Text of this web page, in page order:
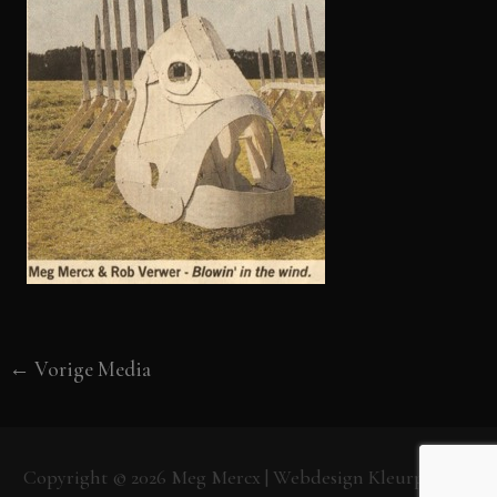
← Vorige Media
Copyright © 2026 Meg Mercx | Webdesign Kleurpunt.nl